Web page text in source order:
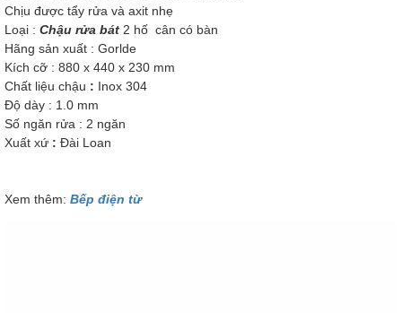
Chịu được tẩy rửa và axit nhẹ
Loại : Chậu rửa bát 2 hố cân có bàn
Hãng sản xuất : Gorlde
Kích cỡ : 880 x 440 x 230 mm
Chất liệu chậu : Inox 304
Độ dày : 1.0 mm
Số ngăn rửa : 2 ngăn
Xuất xứ : Đài Loan
Xem thêm: Bếp điện từ